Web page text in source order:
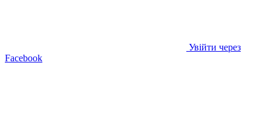
Увійти через
Facebook